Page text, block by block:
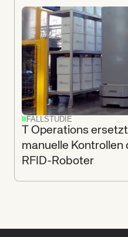
FALLSTUDIE
T Operations
manuelle
RFID-Roboter